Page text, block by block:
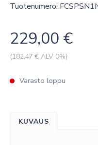
Tuotenumero:
229,00 €
(182,47 € ALV 0%)
Varasto loppu
KUVAUS